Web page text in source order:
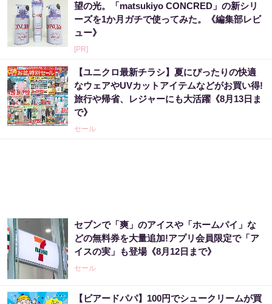
望の光。「matsukiyo CONCRED」の新シリ
ーズを1か月ガチで使ってみた。《編集部レビ
ュー》
[PR]
【ユニクロ最新チラシ】夏にぴったりの快適
なウェアやUVカットアイテムなどがお買い得!
旅行や帰省、レジャーにも大活躍《8月13日ま
で》
セール
セブンで「爽」のアイスや「ホームパイ」な
どの無料券を大量追加!アプリ会員限定で「ア
イスの実」も登場《8月12日まで》
セール
【ビアードパパ】100円でシュークリームが買